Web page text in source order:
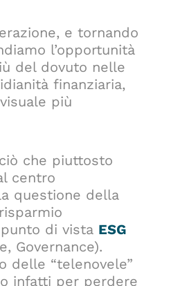
e tornando
l’opportunità
del dovuto nelle
finanziaria,
più
che piuttosto
centro
questione della
di vista ESG
Governance).
delle “telenovele”
infatti per perdere